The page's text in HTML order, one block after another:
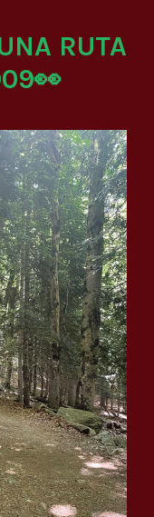
RUTA